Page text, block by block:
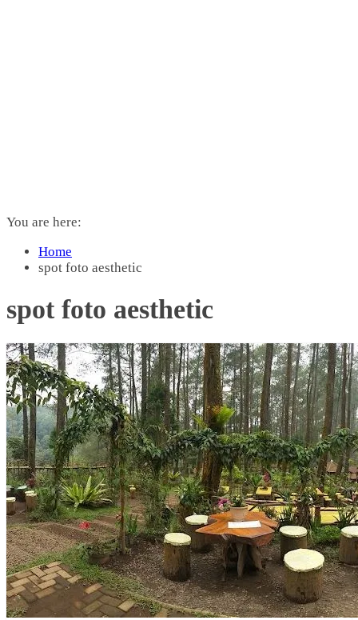
You are here:
Home
spot foto aesthetic
spot foto aesthetic